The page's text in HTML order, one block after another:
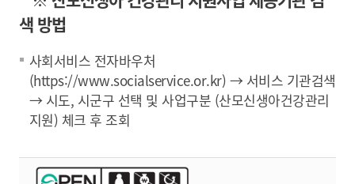
색 방법
사회서비스 전자바우처
(https://www.socialservice.or.kr) → 서비스 기관검색
→ 시도, 시군구 선택 및 사업구분 (산모신생아건강관리
지원) 체크 후 조회